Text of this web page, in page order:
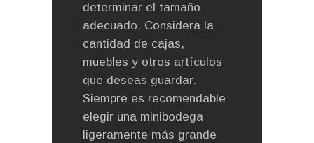
determinar el tamaño
adecuado. Considera la
cantidad de cajas,
muebles y otros artículos
que deseas guardar.
Siempre es recomendable
elegir una minibodega
ligeramente más grande